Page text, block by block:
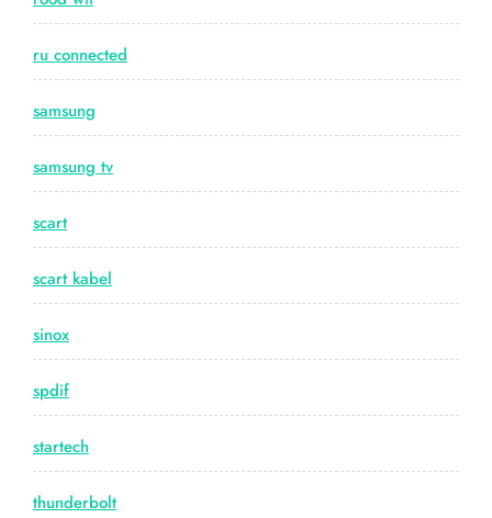
ru connected
samsung
samsung tv
scart
scart kabel
sinox
spdif
startech
thunderbolt